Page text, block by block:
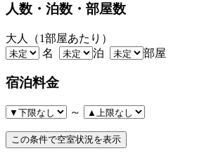
人数・泊数・部屋数
大人（1部屋あたり）
名
泊 部屋
宿泊料金
～